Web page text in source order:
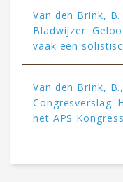
Van den Brink, B.
Bladwijzer:
vaak een
Van den Brink,
Congresverslag:
het APS